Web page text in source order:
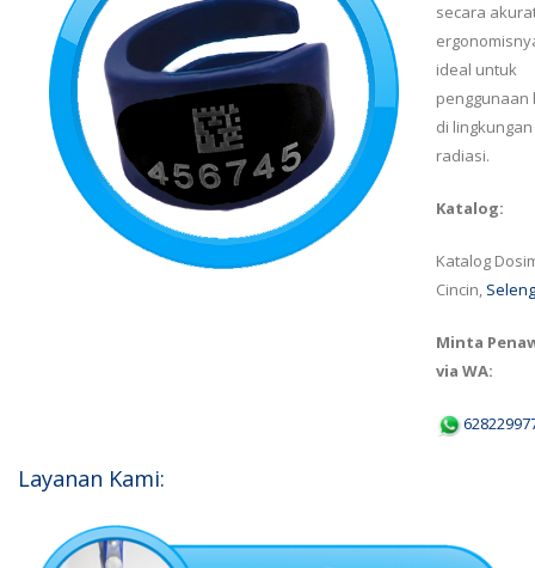
secara
ideal untuk
penggunaan
di
radiasi.
Katalog:
Katalog
Cincin,
Minta
via WA:
Layanan Kami: